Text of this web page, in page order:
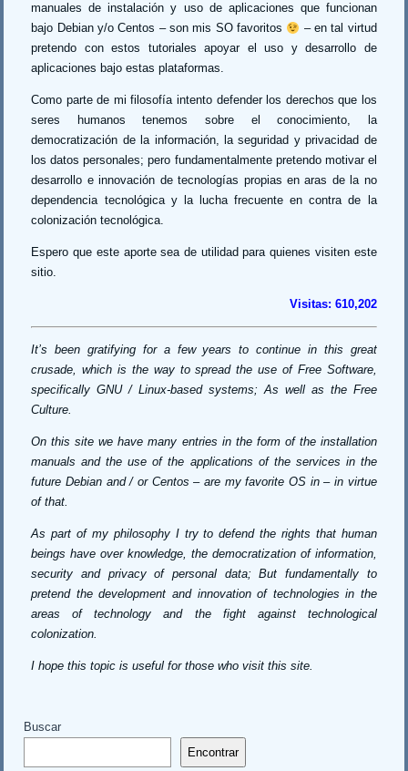
manuales de instalación y uso de aplicaciones que funcionan
bajo Debian y/o Centos – son mis SO favoritos
– en tal virtud
pretendo con estos tutoriales apoyar el uso y desarrollo de
aplicaciones bajo estas plataformas.
Como parte de mi filosofía intento defender los derechos que los
seres humanos tenemos sobre el conocimiento, la
democratización de la información, la seguridad y privacidad de
los datos personales; pero fundamentalmente pretendo motivar el
desarrollo e innovación de tecnologías propias en aras de la no
dependencia tecnológica y la lucha frecuente en contra de la
colonización tecnológica.
Espero que este aporte sea de utilidad para quienes visiten este
sitio.
Visitas: 610,202
It’s been gratifying for a few years to continue in this great
crusade, which is the way to spread the use of Free Software,
specifically GNU / Linux-based systems; As well as the Free
Culture.
On this site we have many entries in the form of the installation
manuals and the use of the applications of the services in the
future Debian and / or Centos – are my favorite OS in – in virtue
of that.
As part of my philosophy I try to defend the rights that human
beings have over knowledge, the democratization of information,
security and privacy of personal data;
But fundamentally to
pretend the development and innovation of technologies in the
areas of technology and the fight against technological
colonization.
I hope this topic is useful for those who visit this site.
Buscar
Encontrar